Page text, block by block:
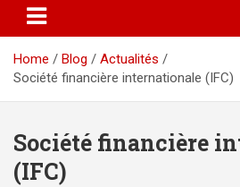
Home Blog
Actualités
Société financière internationale (IFC)
Société financière
(IFC)